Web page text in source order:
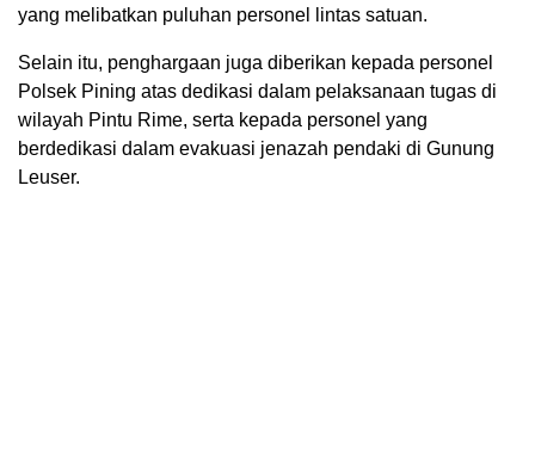
yang melibatkan puluhan personel lintas satuan.
Selain itu, penghargaan juga diberikan kepada personel
Polsek Pining atas dedikasi dalam pelaksanaan tugas di
wilayah Pintu Rime, serta kepada personel yang
berdedikasi dalam evakuasi jenazah pendaki di Gunung
Leuser.